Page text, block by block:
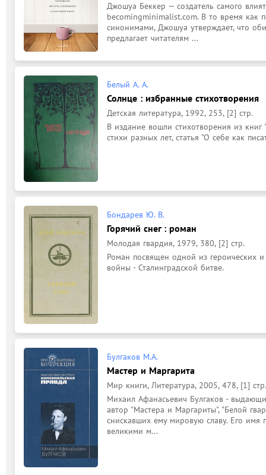
Джошуа Беккер — создатель самого
becomingminimalist.com. В то время как
синонимами, Джошуа утверждает, что
предлагает читателям ...
Белый А. А.
Солнце : избранные стихотворения
Детская литература, 1992, 253, [2] стр.
В издание вошли стихотворения из книг
стихи разных лет, статья "О себе как
Бондарев Ю. В.
Горячий снег : роман
Молодая гвардия, 1979, 380, [2] стр.
Роман посвящен одной из героических
войны - Сталинградской битве.
Булгаков М.А.
Мастер и Маргарита
Мир книги, Литература, 2005, 478, [1] стр.
Михаил Афанасьевич Булгаков -
автор "Мастера и Маргариты", "Белой
снискавших ему мировую славу. Его имя
великими м...